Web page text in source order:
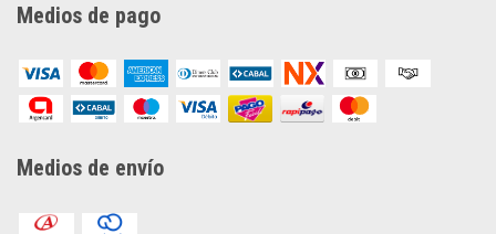
Medios de pago
Medios de envío